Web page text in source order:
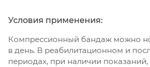
Условия применения:
Компрессионный бандаж можно
в день. В реабилитационном и
периодах, при наличии